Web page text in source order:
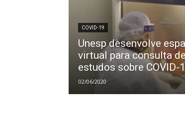
COVID-19
Unesp desenvolve
virtual para consulta
estudos sobre COVID-
02/06/2020